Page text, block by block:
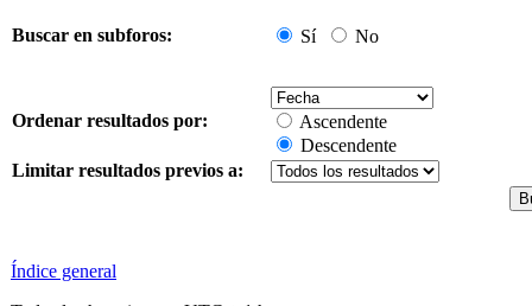
Buscar en subforos: Sí No
Ordenar resultados por:
Ascendente
Descendente
Limitar resultados previos a:
Índice general